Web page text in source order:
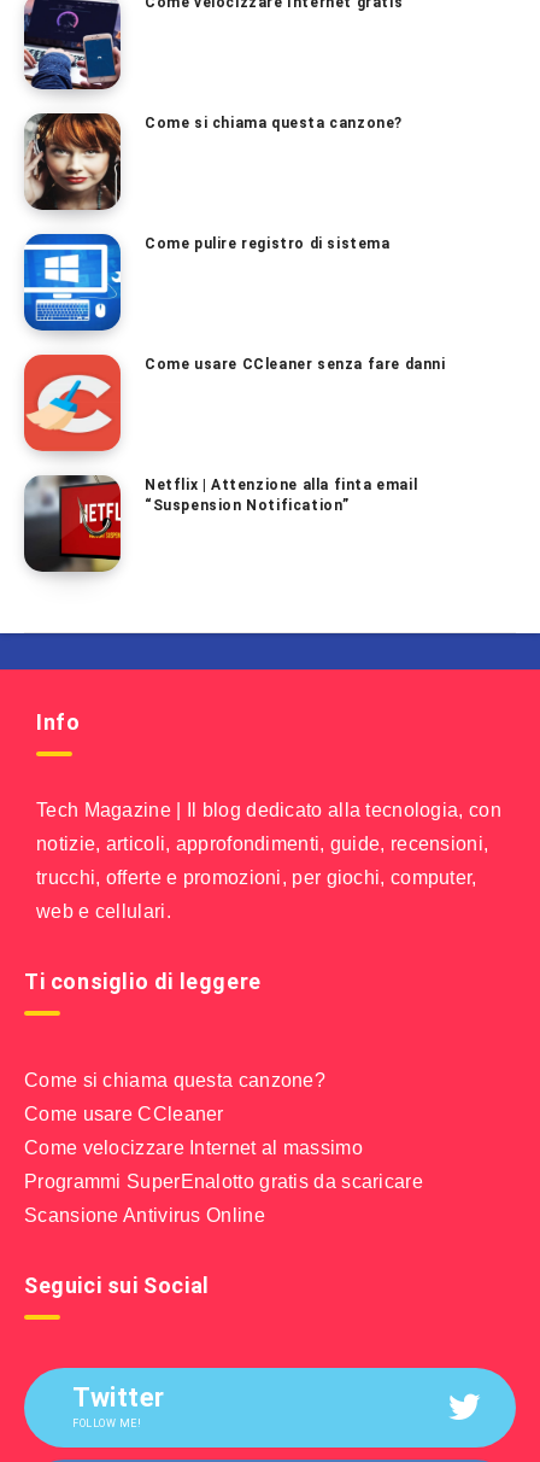
Come si chiama questa canzone?
Come pulire registro di sistema
Come usare CCleaner senza fare danni
Netflix | Attenzione alla finta email
“Suspension Notification”
Info
Tech Magazine | Il blog dedicato alla tecnologia, con
notizie, articoli, approfondimenti, guide, recensioni,
trucchi, offerte e promozioni, per giochi, computer,
web e cellulari.
Ti consiglio di leggere
Come si chiama questa canzone?
Come usare CCleaner
Come velocizzare Internet al massimo
Programmi SuperEnalotto gratis da scaricare
Scansione Antivirus Online
Seguici sui Social
Twitter
FOLLOW ME!